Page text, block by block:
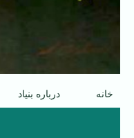
خانه درباره بنیاد